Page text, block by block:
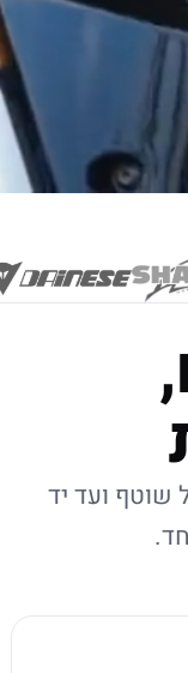
שוטף ועד יד